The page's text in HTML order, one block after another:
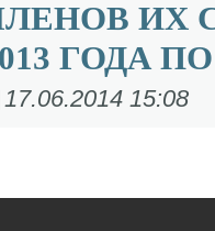
ИХ
ГОДА
17.06.2014 15:08